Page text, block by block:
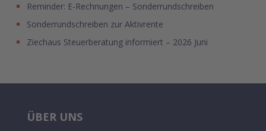
Reminder: E-Rechnungen – Sonderrundschreiben
Sonderrundschreiben zur Aktivrente
Ziechaus Steuerberatung informiert – 2026 Juni
ÜBER UNS